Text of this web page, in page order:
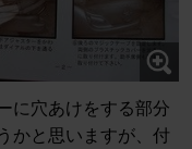
に穴あけをする部分
かと思いますが、付